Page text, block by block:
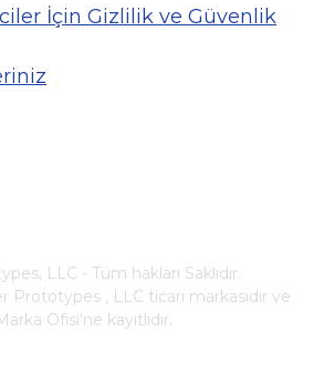
İçin Gizlilik ve Güvenlik
LLC - Tüm hakları Saklıdır.
Prototypes , LLC ticari markasıdır ve
Ofisi'ne kayıtlıdır.